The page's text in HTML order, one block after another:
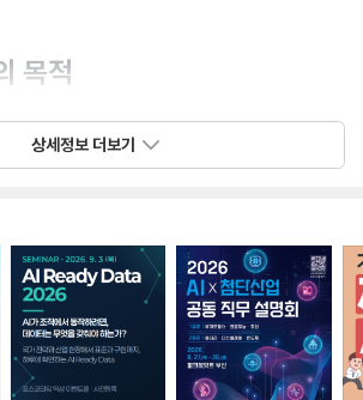
목적
하는 수강생 유형
진학 준비생
결 방법
상세정보 더보기